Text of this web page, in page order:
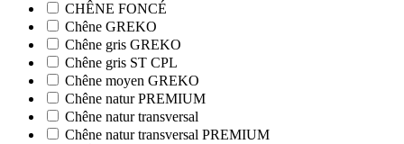
CHÊNE FONCÉ
Chêne GREKO
Chêne gris GREKO
Chêne gris ST CPL
Chêne moyen GREKO
Chêne natur PREMIUM
Chêne natur transversal
Chêne natur transversal PREMIUM